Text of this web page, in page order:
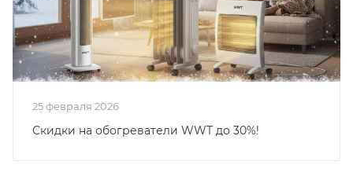
25 февраля 2026
Скидки на обогреватели WWT до 30%!